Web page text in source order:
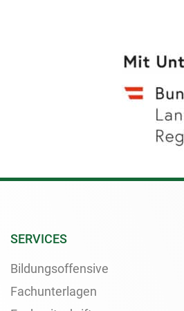
SERVICES
Bildungsoffensive
Fachunterlagen